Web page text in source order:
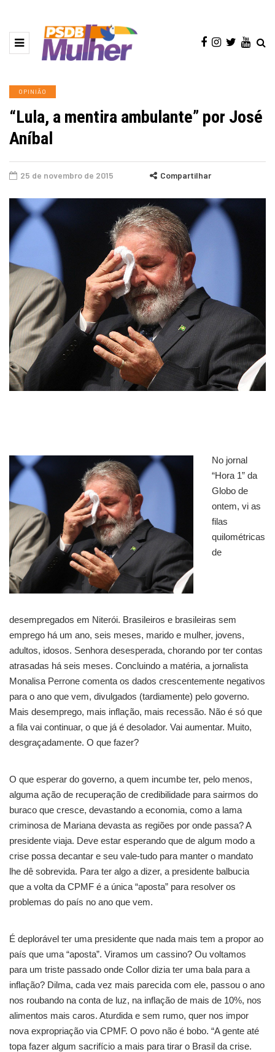
OPINIÃO
“Lula, a mentira ambulante” por José
Aníbal
25 de novembro de 2015 Compartilhar
No jornal
“Hora 1” da
Globo de
ontem, vi as
filas
quilométricas
de
desempregados em Niterói. Brasileiros e brasileiras sem
emprego há um ano, seis meses, marido e mulher, jovens,
adultos, idosos. Senhora desesperada, chorando por ter contas
atrasadas há seis meses. Concluindo a matéria, a jornalista
Monalisa Perrone comenta os dados crescentemente negativos
para o ano que vem, divulgados (tardiamente) pelo governo.
Mais desemprego, mais inflação, mais recessão. Não é só que
a fila vai continuar, o que já é desolador. Vai aumentar. Muito,
desgraçadamente. O que fazer?
O que esperar do governo, a quem incumbe ter, pelo menos,
alguma ação de recuperação de credibilidade para sairmos do
buraco que cresce, devastando a economia, como a lama
criminosa de Mariana devasta as regiões por onde passa? A
presidente viaja. Deve estar esperando que de algum modo a
crise possa decantar e seu vale-tudo para manter o mandato
lhe dê sobrevida. Para ter algo a dizer, a presidente balbucia
que a volta da CPMF é a única “aposta” para resolver os
problemas do país no ano que vem.
É deplorável ter uma presidente que nada mais tem a propor ao
país que uma “aposta”. Viramos um cassino? Ou voltamos
para um triste passado onde Collor dizia ter uma bala para a
inflação? Dilma, cada vez mais parecida com ele, passou o ano
nos roubando na conta de luz, na inflação de mais de 10%, nos
alimentos mais caros. Aturdida e sem rumo, quer nos impor
nova expropriação via CPMF. O povo não é bobo. “A gente até
topa fazer algum sacrifício a mais para tirar o Brasil da crise.